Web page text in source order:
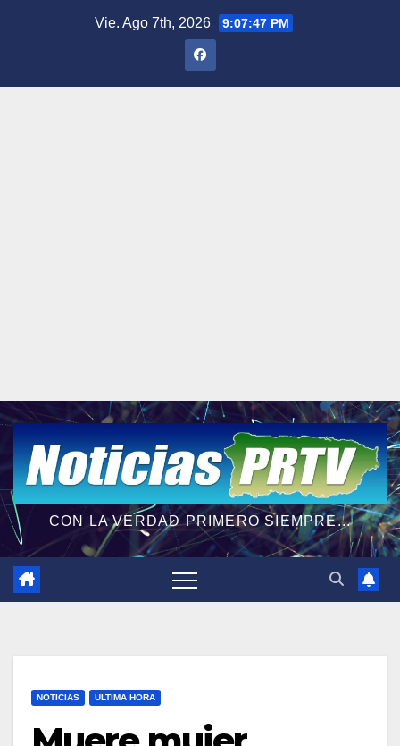
Vie. Ago 7th, 2026 9:07:48 PM
CON LA VERDAD PRIMERO SIEMPRE...
NOTICIAS ULTIMA HORA